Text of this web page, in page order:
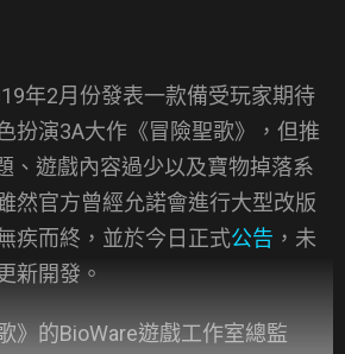
年2月份發表一款備受玩家期待
扮演3A大作《冒險聖歌》，但推
、遊戲內容過少以及寶物掉落系
然官方曾經允諾會進行大型改版
疾而終，並於今日正式公告 ，未
新開發。
》的BioWare遊戲工作室總監